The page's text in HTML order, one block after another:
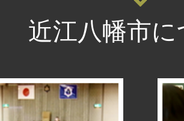
近江八幡市